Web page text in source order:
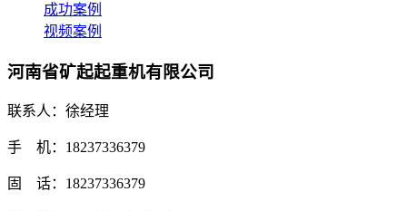
成功案例
视频案例
河南省矿起起重机有限公司
联系人：徐经理
手 机：18237336379
固 话：18237336379